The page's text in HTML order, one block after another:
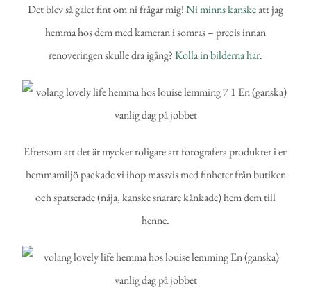
Det blev så galet fint om ni frågar mig!Ni minns kanskeatt jag
hemma hos dem med kameran i somras – precis innan
renoveringen skulle dra igång?Kolla in bilderna här.
Eftersom att det är mycket roligare att fotografera produkter i en
hemmamiljö packade vi ihop massvis med finheter från butiken
och spatserade (nåja, kanske snarare kånkade) hem dem till
henne.